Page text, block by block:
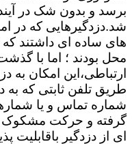
برسد و بدون شک در
شد.دزدگیرهایی که در
های ساده ای داشتند
محل بودند ؛ اما با
ارتباطی،این امکان به
طریق تلفن ثابتی که
شماره تماس و یا
گرفته و حرکت مشکوک
ای از دزدگیر باقابلیت